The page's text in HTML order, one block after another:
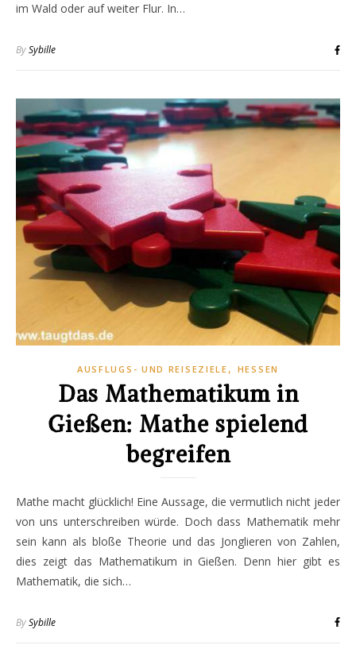
im Wald oder auf weiter Flur. In…
BySybille
AUSFLUGS- UND REISEZIELE , HESSEN
Das Mathematikum in
Gießen: Mathe spielend
begreifen
Mathe macht glücklich! Eine Aussage, die vermutlich nicht jeder
von uns unterschreiben würde. Doch dass Mathematik mehr
sein kann als bloße Theorie und das Jonglieren von Zahlen,
dies zeigt das Mathematikum in Gießen. Denn hier gibt es
Mathematik, die sich…
BySybille